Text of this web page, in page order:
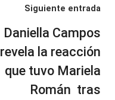
Siguiente entrada
Daniella Campos
revela la reacción
que tuvo Mariela
Román tras